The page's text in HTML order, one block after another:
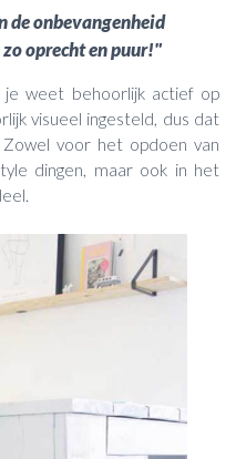
de onbevangenheid
oprecht en puur!"
je weet behoorlijk actief op
visueel ingesteld, dus dat
voor het opdoen van
dingen, maar ook in het